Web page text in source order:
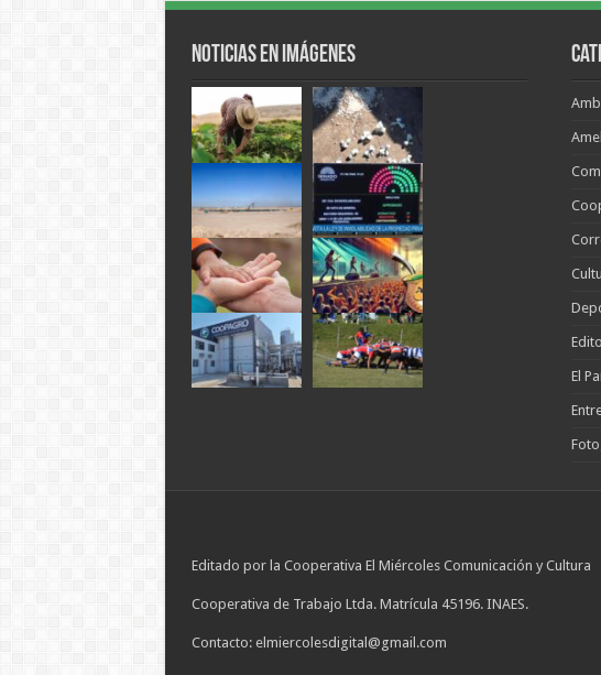
Noticias en Imágenes
El
Editado por la Cooperativa El Miércoles Comunicación y Cultura
Cooperativa de Trabajo Ltda. Matrícula 45196. INAES.
Contacto: elmiercolesdigital@gmail.com